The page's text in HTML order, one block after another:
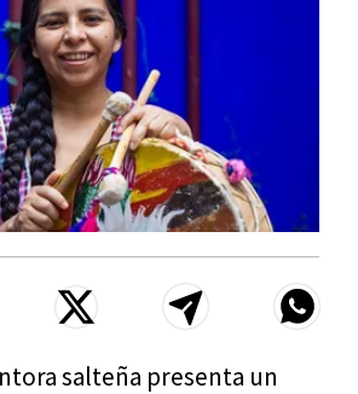
salteña presenta un